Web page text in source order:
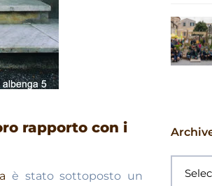
rapporto con i
è stato sottoposto un